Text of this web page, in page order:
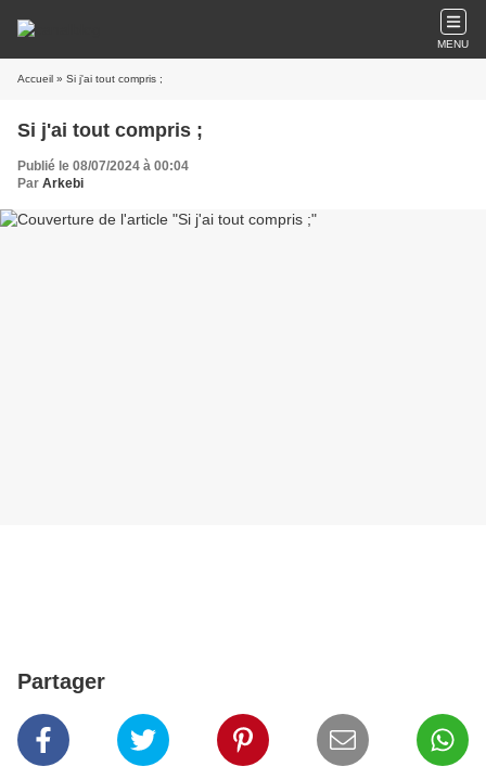
MENU
Accueil » Si j'ai tout compris ;
Si j'ai tout compris ;
Publié le 08/07/2024 à 00:04
Par Arkebi
Partager